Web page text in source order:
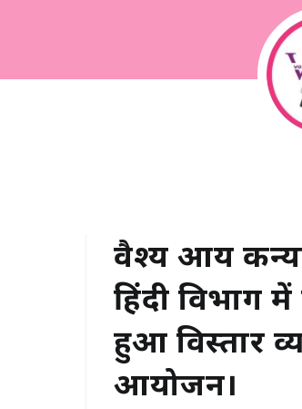
वैश्य आर्य
हिंदी विभाग
हुआ विस्तार
आयोजन।